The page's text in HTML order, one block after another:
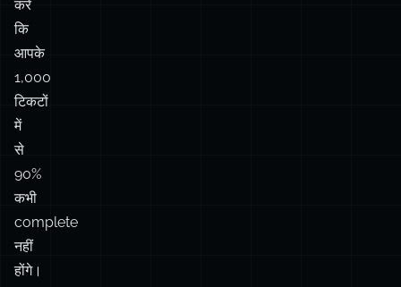
टिकटों
में
से
90%
कभी
complete
नहीं
होंगे।
यह
ठीक
है।
उन